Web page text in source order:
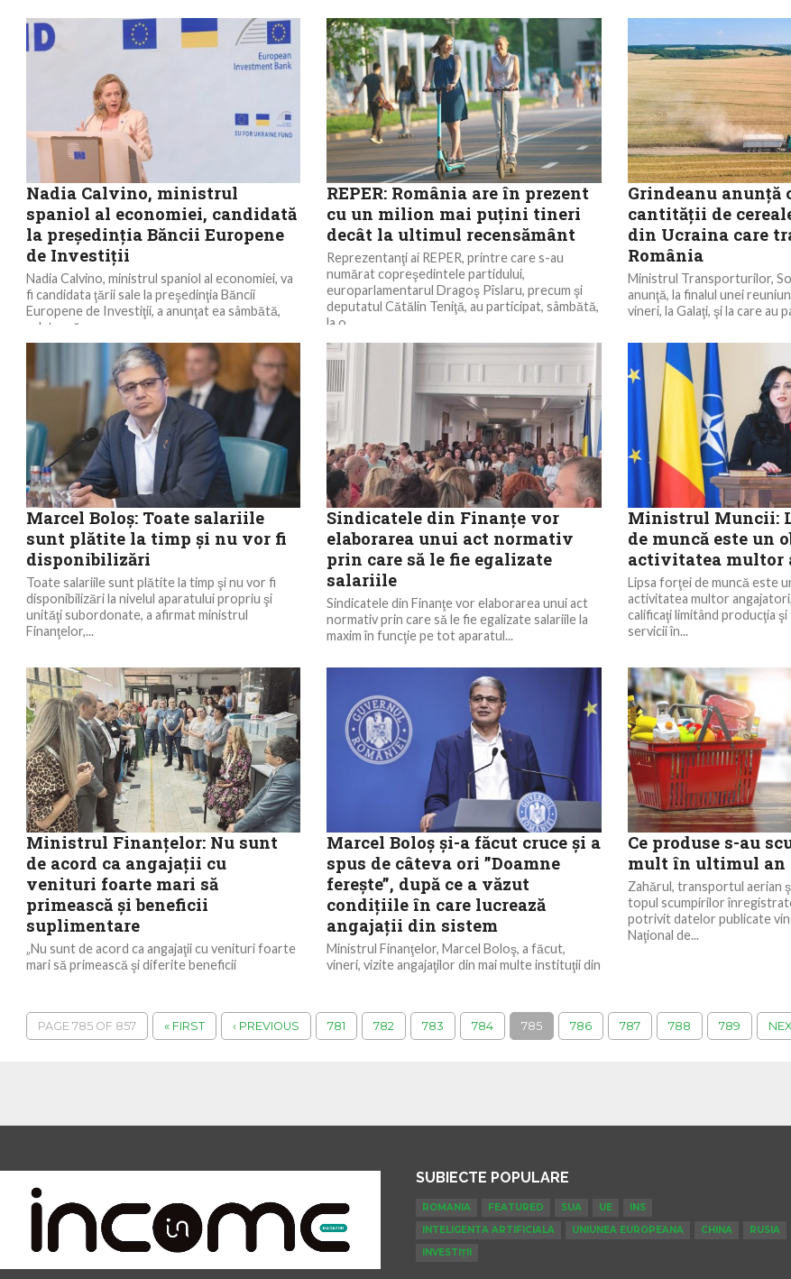
Nadia Calvino, ministrul
spaniol al economiei, candidată
la preşedinţia Băncii Europene
de Investiţii
Nadia Calvino, ministrul spaniol al economiei, va
fi candidata ţării sale la preşedinţia Băncii
Europene de Investiţii, a anunţat ea sâmbătă,
relatează...
REPER: România are în prezent
cu un milion mai puţini tineri
decât la ultimul recensământ
Reprezentanţi ai REPER, printre care s-au
numărat copreşedintele partidului,
europarlamentarul Dragoş Pîslaru, precum şi
deputatul Cătălin Teniţă, au participat, sâmbătă,
la o...
Grindeanu anunță
cantității de
din Ucraina care
România
Ministrul Transporturilor,
anunţă, la finalul unei
vineri, la Galaţi, şi la care au
Marcel Boloş: Toate salariile
sunt plătite la timp şi nu vor fi
disponibilizări
Toate salariile sunt plătite la timp şi nu vor fi
disponibilizări la nivelul aparatului propriu şi
unităţi subordonate, a afirmat ministrul
Finanţelor,...
Sindicatele din Finanţe vor
elaborarea unui act normativ
prin care să le fie egalizate
salariile
Sindicatele din Finanţe vor elaborarea unui act
normativ prin care să le fie egalizate salariile la
maxim în funcţie pe tot aparatul...
Ministrul Muncii:
de muncă este un
activitatea multor
Lipsa forţei de muncă este
activitatea multor
calificaţi limitând producţia
servicii în...
Ministrul Finanţelor: Nu sunt
de acord ca angajaţii cu
venituri foarte mari să
primească şi beneficii
suplimentare
„Nu sunt de acord ca angajaţii cu venituri foarte
mari să primească şi diferite beneficii
Marcel Boloş şi-a făcut cruce şi a
spus de câteva ori ”Doamne
fereşte”, după ce a văzut
condiţiile în care lucrează
angajaţii din sistem
Ministrul Finanţelor, Marcel Boloş, a făcut,
vineri, vizite angajaţilor din mai multe instituţii din
Ce produse s-au
mult în ultimul an
Zahărul, transportul aerian
topul scumpirilor
potrivit datelor publicate
Naţional de...
PAGE 785 OF 857 « FIRST ‹ PREVIOUS 781 782 783 784 785 786 787 788 789
SUBIECTE POPULARE
ROMANIA FEATURED SUA UE
INS
INTELIGENTA ARTIFICIALA
UNIUNEA EUROPEANA CHINA
RUSIA
INVESTIȚII